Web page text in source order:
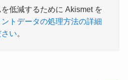
低減するために Akismet を
ントデータの処理方法の詳細
い。